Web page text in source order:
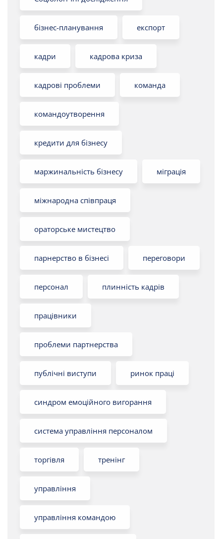
бізнес-планування експорт
кадри кадрова криза
кадрові проблеми команда
командоутворення
кредити для бізнесу
маржинальність бізнесу міграція
міжнародна співпраця
ораторське мистецтво
парнерство в бізнесі переговори
персонал плинність кадрів
працівники
проблеми партнерства
публічні виступи ринок праці
синдром емоційного вигорання
система управління персоналом
торгівля тренінг
управління
управління командою